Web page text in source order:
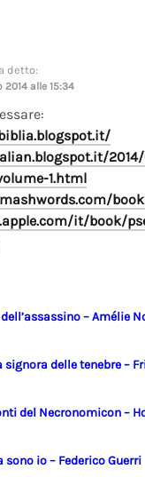
detto:
2014 alle 15:34
1.html
it/book/
– Amélie
signora delle tenebre –
del Necronomicon –
sono io – Federico Guerri